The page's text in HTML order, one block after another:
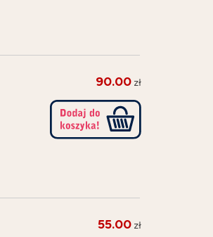
90.00 zł
55.00 zł